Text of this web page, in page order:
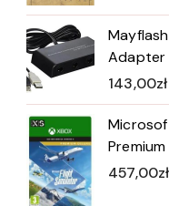
Adapter
143,00zł
457,00zł